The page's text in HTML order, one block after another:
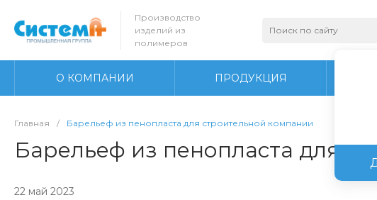
Производство
изделий из
полимеров
О КОМПАНИИ ПРОДУКЦИЯ
Главная / Барельеф из пенопласта для строительной компании
Барельеф из пенопласта для
22 май 2023